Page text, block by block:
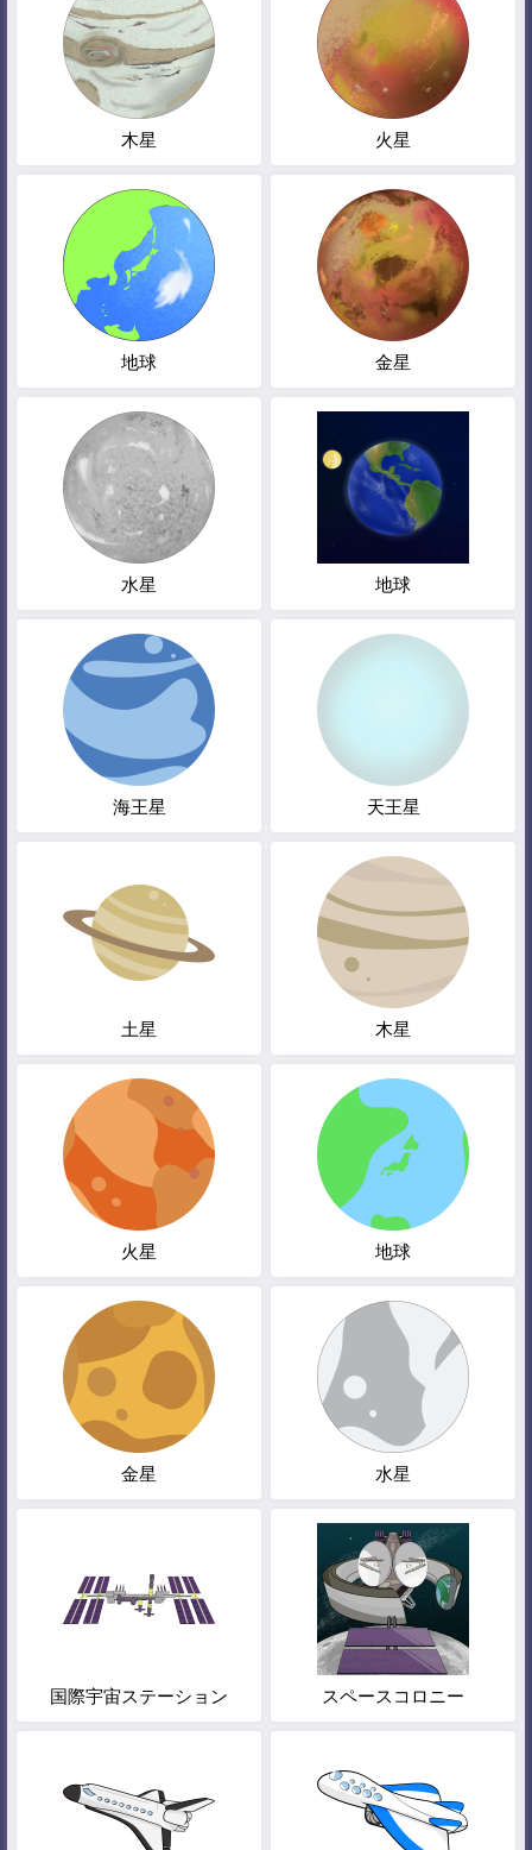
木星 火星
地球 金星
水星 地球
海王星 天王星
土星 木星
火星 地球
金星 水星
国際宇宙ステーション スペースコロニー